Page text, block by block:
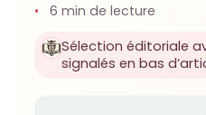
6 min de lecture
Sélection éditoriale
signalés en bas